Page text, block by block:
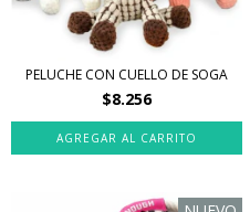
PELUCHE CON CUELLO DE SOGA
$8.256